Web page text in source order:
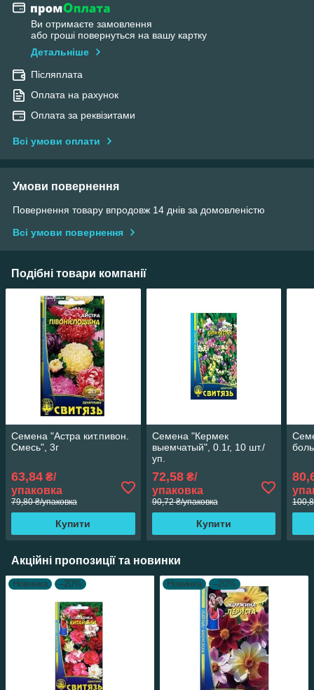
Ви отримаєте замовлення
або гроші повернуться на вашу картку
Детальніше
Післяплата
Оплата на рахунок
Оплата за реквізитами
Всі умови оплати
Умови повернення
Повернення товару впродовж 14 днів за домовленістю
Всі умови повернення
Подібні товари компанії
Семена "Астра кит.пивон.
Смесь", 3г
63,84 ₴/
упаковка
79,80 ₴/упаковка
Купити
Семена "Кермек
выемчатый", 0.1г, 10 шт./
уп.
72,58₴/
упаковка
90,72 ₴/упаковка
Купити
Акційні пропозиції та новинки
Новинка –20% Новинка –20%